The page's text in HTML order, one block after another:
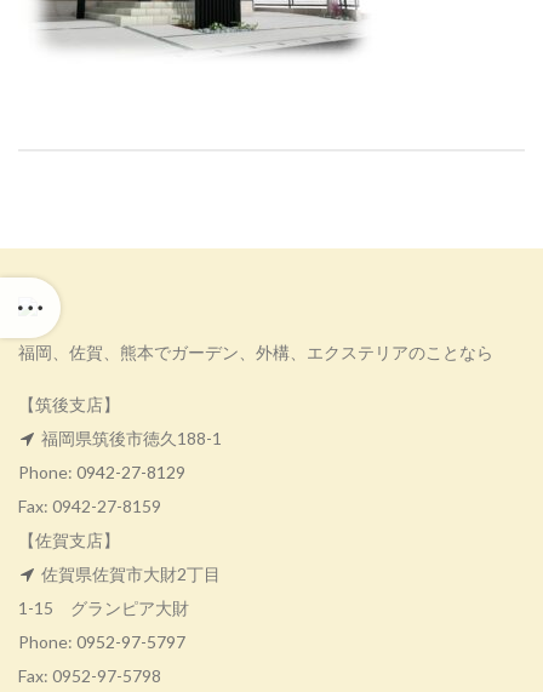
福岡、佐賀、熊本でガーデン、外構、エクステリアのことなら
【筑後支店】
福岡県筑後市徳久188-1
Phone: 0942-27-8129
Fax: 0942-27-8159
【佐賀支店】
佐賀県佐賀市大財2丁目
1-15 グランピア大財
Phone: 0952-97-5797
Fax: 0952-97-5798